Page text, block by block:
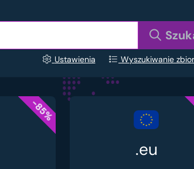
Ustawienia Wyszukiwanie
-85%
.eu